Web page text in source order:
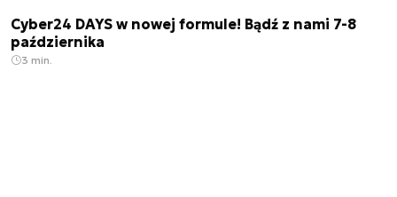
Cyber24 DAYS w nowej formule! Bądź z nami 7-8
października
3 min.